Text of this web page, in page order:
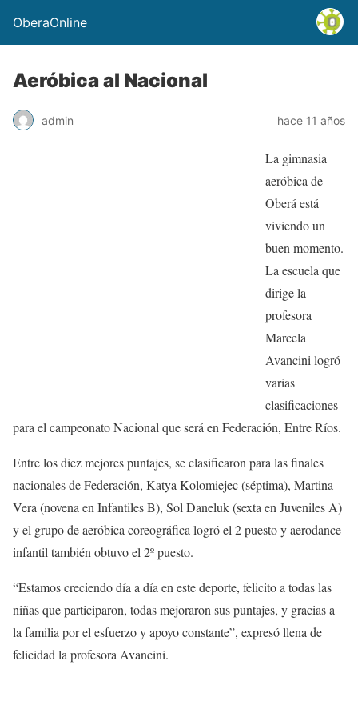
OberaOnline
Aeróbica al Nacional
admin hace 11 años
La gimnasia
aeróbica de
Oberá está
viviendo un
buen momento.
La escuela que
dirige la
profesora
Marcela
Avancini logró
varias
clasificaciones
para el campeonato Nacional que será en Federación, Entre Ríos.
Entre los diez mejores puntajes, se clasificaron para las finales
nacionales de Federación, Katya Kolomiejec (séptima), Martina
Vera (novena en Infantiles B), Sol Daneluk (sexta en Juveniles A)
y el grupo de aeróbica coreográfica logró el 2 puesto y aerodance
infantil también obtuvo el 2º puesto.
“Estamos creciendo día a día en este deporte, felicito a todas las
niñas que participaron, todas mejoraron sus puntajes, y gracias a
la familia por el esfuerzo y apoyo constante”, expresó llena de
felicidad la profesora Avancini.